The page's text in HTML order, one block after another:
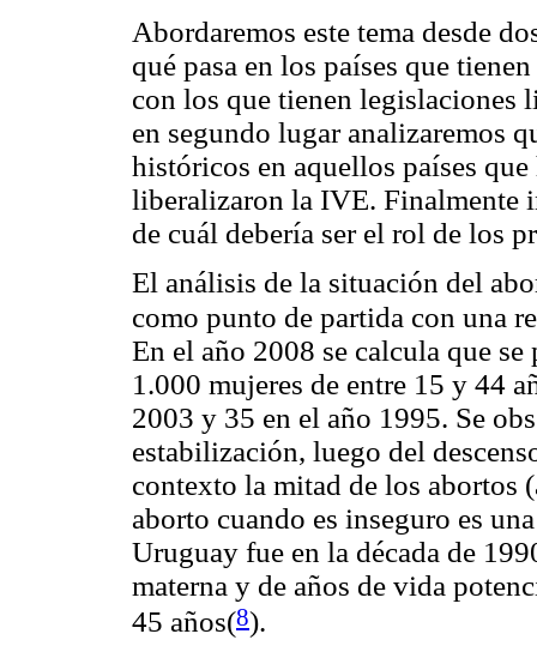
Abordaremos este tema desde
qué pasa en los países que
con los que tienen legislaciones
en segundo lugar analizaremos
históricos en aquellos países
liberalizaron la IVE. Finalmente
de cuál debería ser el rol de los
El análisis de la situación del
como punto de partida con una
En el año 2008 se calcula que
1.000 mujeres de entre 15 y 44
2003 y 35 en el año 1995. Se
estabilización, luego del
contexto la mitad de los abortos
aborto cuando es inseguro es
Uruguay fue en la década de
materna y de años de vida
45 años(8).